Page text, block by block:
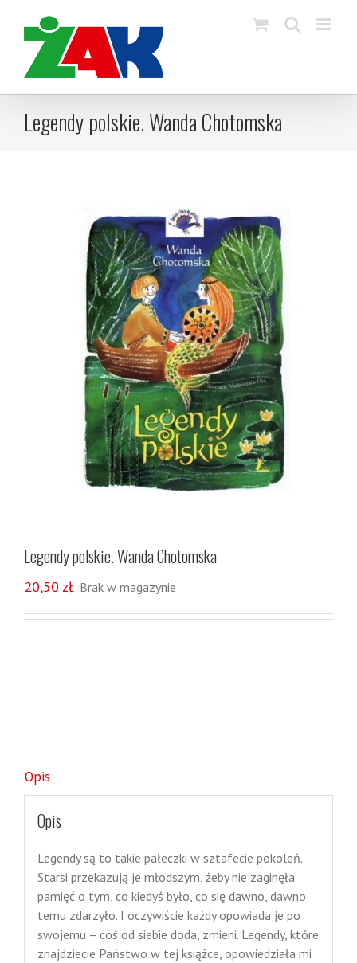
content
Legendy polskie. Wanda Chotomska
Legendy polskie. Wanda Chotomska
20,50 zł Brak w magazynie
Opis
Opis
Legendy są to takie pałeczki w sztafecie pokoleń.
Starsi przekazują je młodszym, żeby nie zaginęła
pamięć o tym, co kiedyś było, co się dawno, dawno
temu zdarzyło. I oczywiście każdy opowiada je po
swojemu – coś od siebie doda, zmieni. Legendy, które
znajdziecie Państwo w tej książce, opowiedziała mi